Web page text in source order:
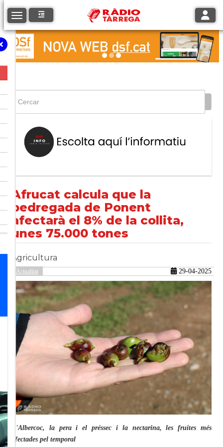
Toggle navigation
Afrucat calcula que la
pedregada de Ponent
afectarà el 8% de la collita,
unes 75.000 tones
Agricultura
Actualitat 29-04-2025
L'Albercoc, la pera i el préssec i la nectarina, les fruites més
afectades pel temporal